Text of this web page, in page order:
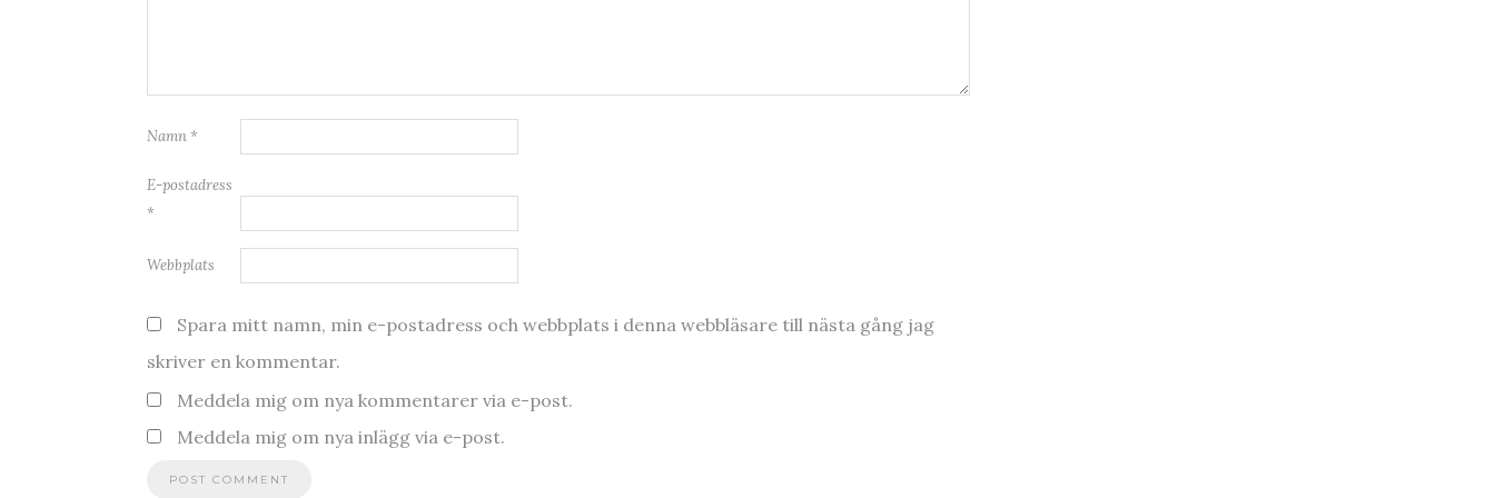
Namn *
E-postadress
*
Webbplats
Spara mitt namn, min e-postadress och webbplats i denna webbläsare till nästa gång jag
skriver en kommentar.
Meddela mig om nya kommentarer via e-post.
Meddela mig om nya inlägg via e-post.